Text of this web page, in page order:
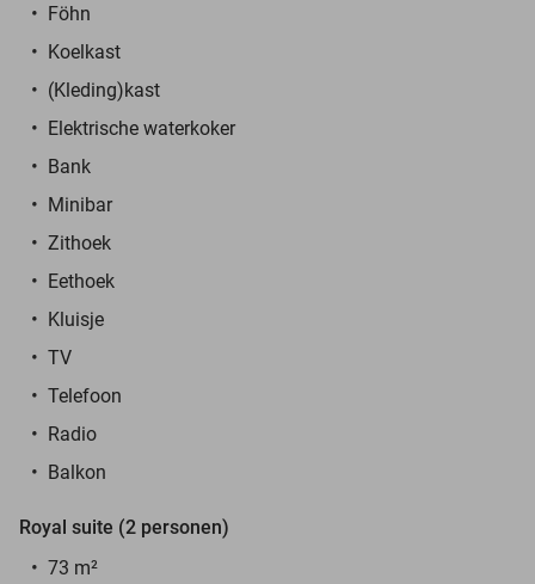
Föhn
Koelkast
(Kleding)kast
Elektrische waterkoker
Bank
Minibar
Zithoek
Eethoek
Kluisje
TV
Telefoon
Radio
Balkon
Royal suite (2 personen)
73 m²